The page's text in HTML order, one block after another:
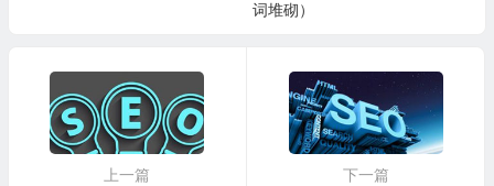
词堆砌）
上一篇
下一篇